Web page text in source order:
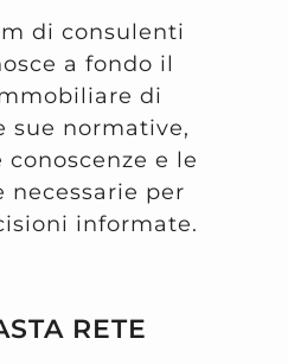
di consulenti
a fondo il
di
sue normative,
e le
necessarie per
informate.
RETE